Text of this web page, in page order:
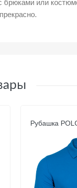
брюками или
Рубашка